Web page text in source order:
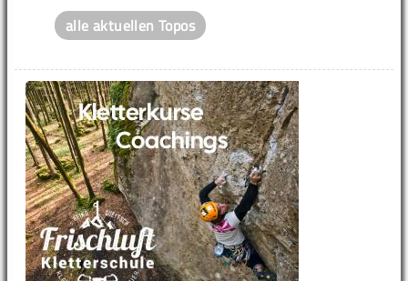
alle aktuellen Topos